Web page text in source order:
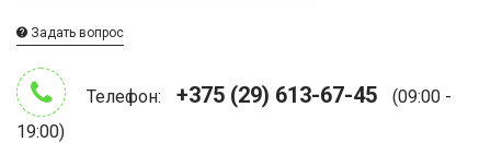
Задать вопрос
Телефон: +375 (29) 613-67-45
(09:00 -
19:00)